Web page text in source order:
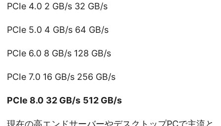
PCIe 4.0 2 GB/s 32 GB/s
PCIe 5.0 4 GB/s 64 GB/s
PCIe 6.0 8 GB/s 128 GB/s
PCIe 7.0 16 GB/s 256 GB/s
PCIe 8.0 32 GB/s 512 GB/s
現在の高エンドサーバーやデスクトップPCで主流と